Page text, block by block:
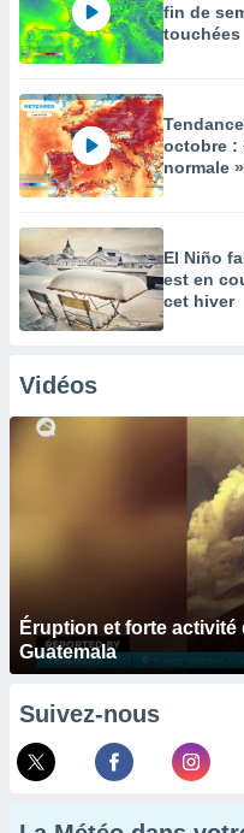
fin de
touchées
octobre :
normale
El Niño
est en
cet hiver
Vidéos
Éruption et forte
Guatemala
Suivez-nous